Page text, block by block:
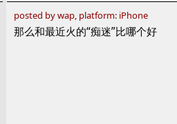
posted by wap, platform: iPhone
那么和最近火的“痴迷”比哪个好